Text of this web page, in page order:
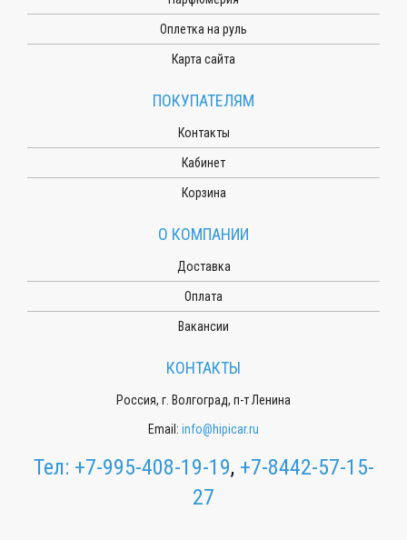
Оплетка на руль
Карта сайта
ПОКУПАТЕЛЯМ
Контакты
Кабинет
Корзина
О КОМПАНИИ
Доставка
Оплата
Вакансии
КОНТАКТЫ
Россия, г. Волгоград, п-т Ленина
Email: info@hipicar.ru
Тел: +7-995-408-19-19, +7-8442-57-15-
27